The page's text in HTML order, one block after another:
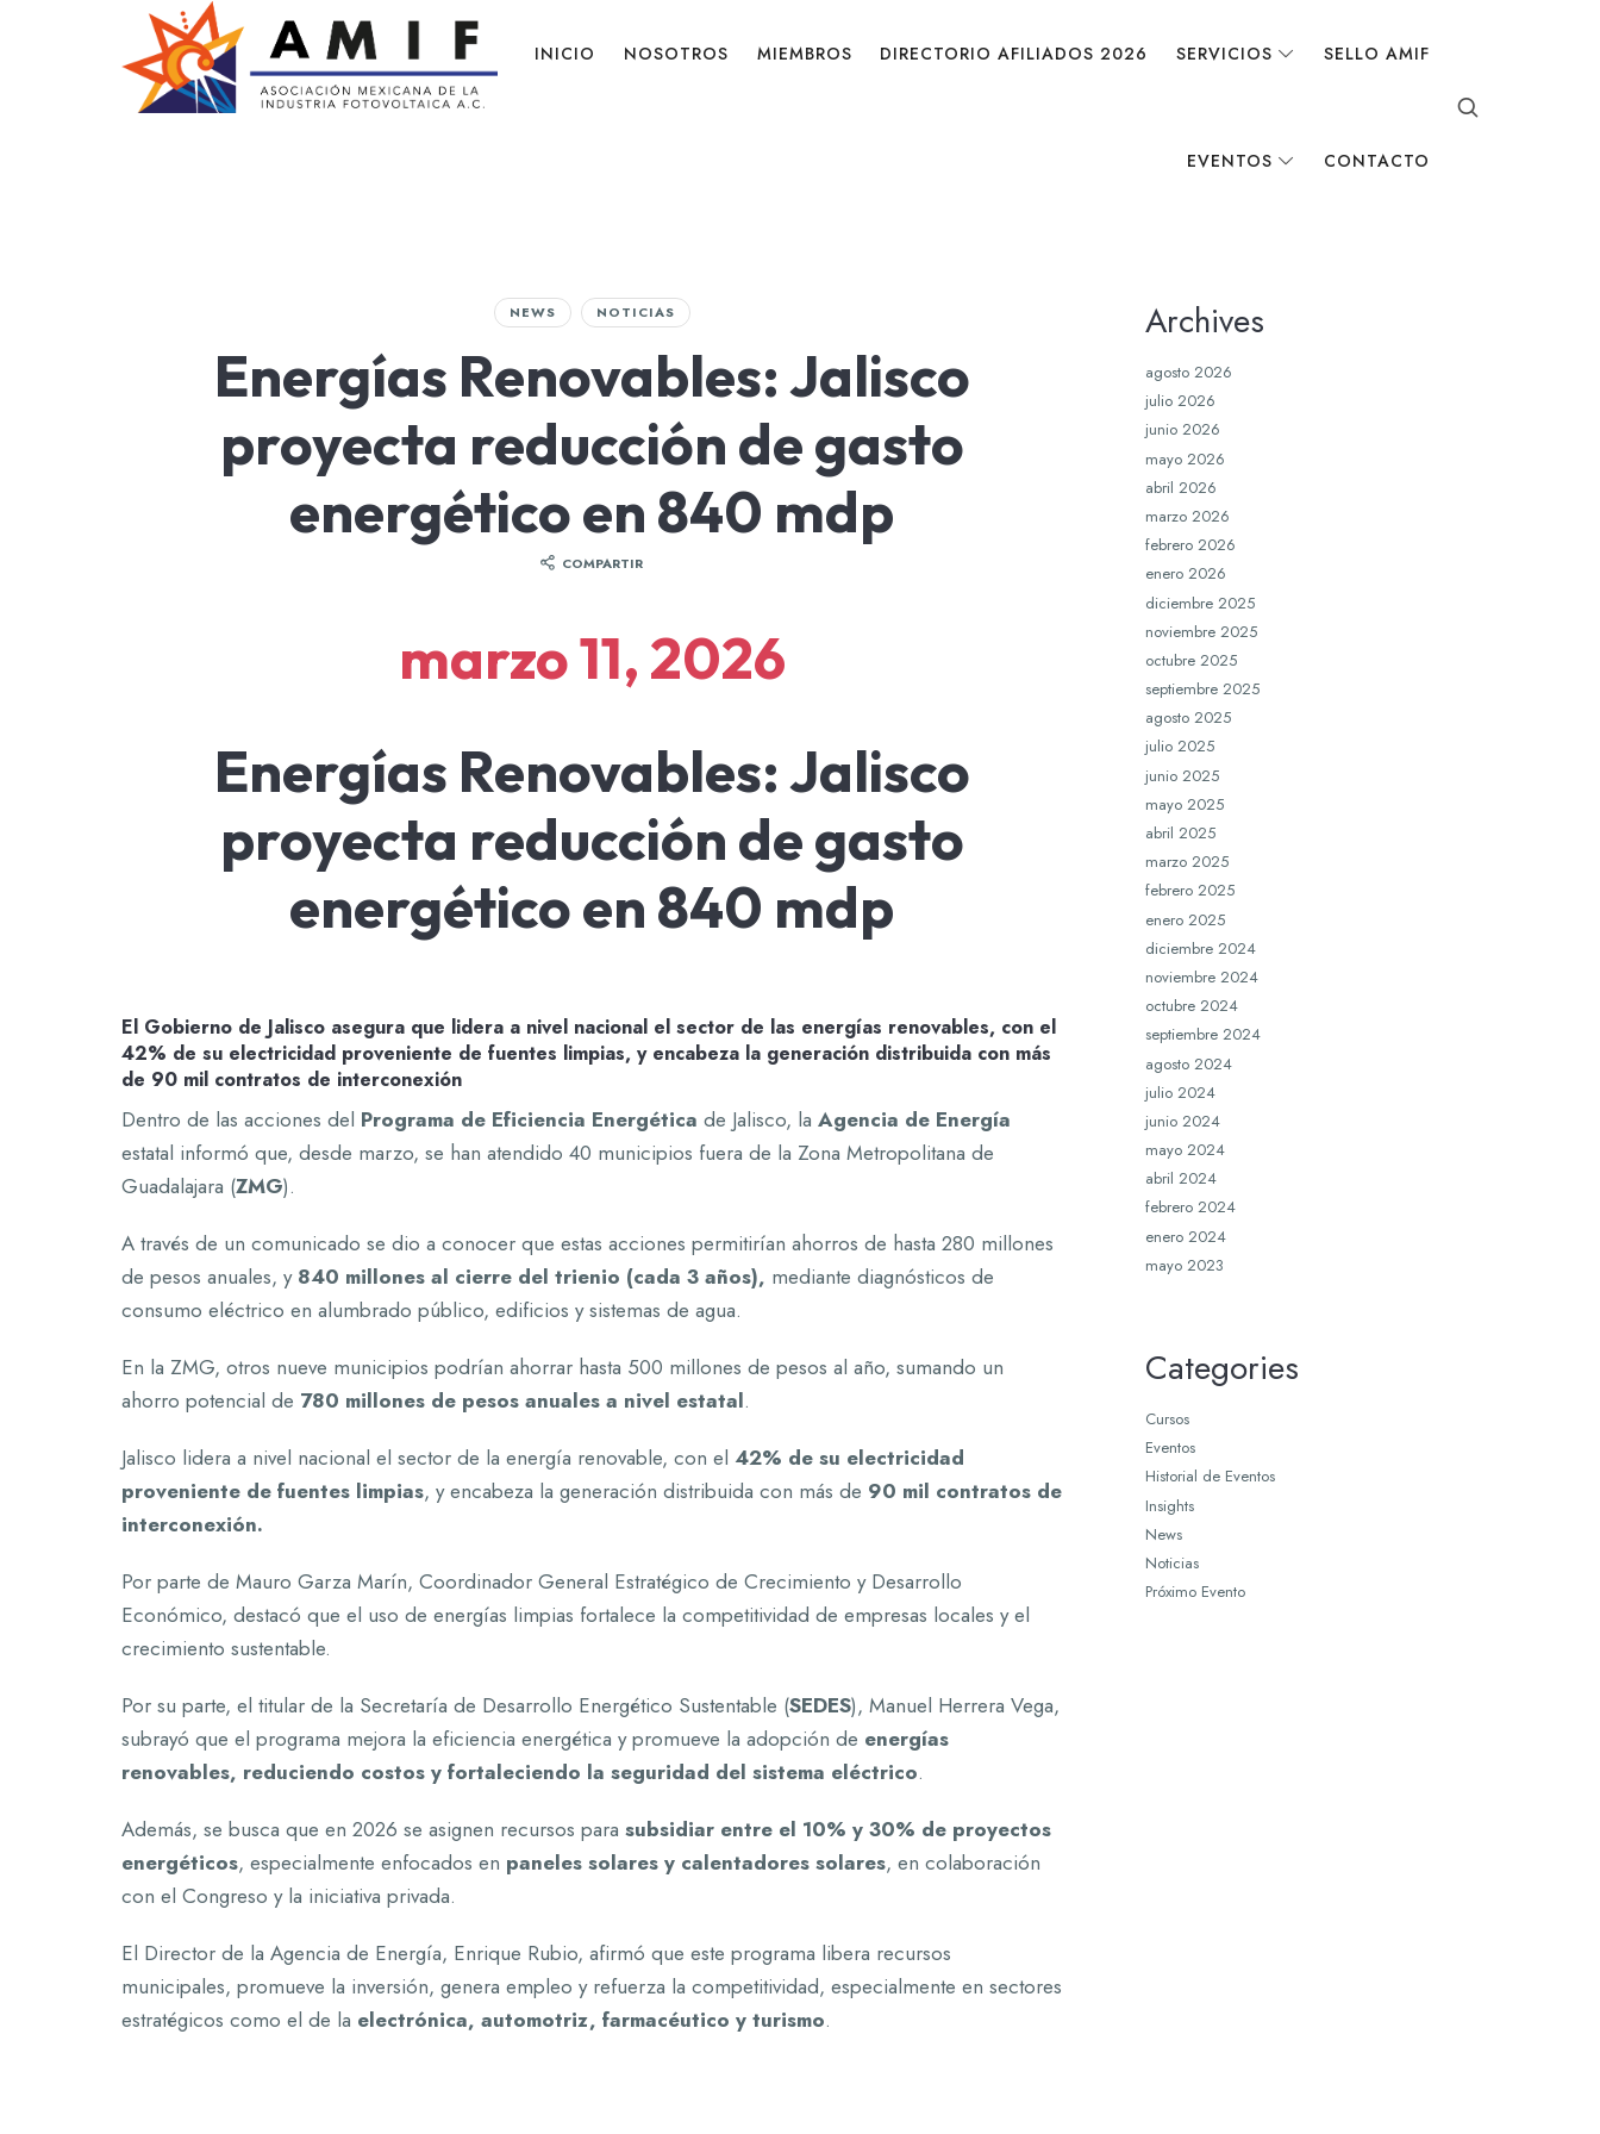
AMIF INICIO NOSOTROS MIEMBROS DIRECTORIO AFILIADOS 2026 SERVICIOS SELLO AMIF
EVENTOS CONTACTO
NEWS NOTICIAS
Energías Renovables: Jalisco
proyecta reducción de gasto
energético en 840 mdp
COMPARTIR
marzo 11, 2026
Energías Renovables: Jalisco
proyecta reducción de gasto
energético en 840 mdp
El Gobierno de Jalisco asegura que lidera a nivel nacional el sector de las energías renovables, con el
42% de su electricidad proveniente de fuentes limpias, y encabeza la generación distribuida con más
de 90 mil contratos de interconexión
Dentro de las acciones del Programa de Eficiencia Energética de Jalisco, la Agencia de Energía
estatal informó que, desde marzo, se han atendido 40 municipios fuera de la Zona Metropolitana de
Guadalajara (ZMG).
A través de un comunicado se dio a conocer que estas acciones permitirían ahorros de hasta 280 millones
de pesos anuales, y 840 millones al cierre del trienio (cada 3 años), mediante diagnósticos de
consumo eléctrico en alumbrado público, edificios y sistemas de agua.
En la ZMG, otros nueve municipios podrían ahorrar hasta 500 millones de pesos al año, sumando un
ahorro potencial de 780 millones de pesos anuales a nivel estatal.
Jalisco lidera a nivel nacional el sector de la energía renovable, con el 42% de su electricidad
proveniente de fuentes limpias, y encabeza la generación distribuida con más de 90 mil contratos de
interconexión.
Por parte de Mauro Garza Marín, Coordinador General Estratégico de Crecimiento y Desarrollo
Económico, destacó que el uso de energías limpias fortalece la competitividad de empresas locales y el
crecimiento sustentable.
Por su parte, el titular de la Secretaría de Desarrollo Energético Sustentable (SEDES), Manuel Herrera Vega,
subrayó que el programa mejora la eficiencia energética y promueve la adopción de energías
renovables, reduciendo costos y fortaleciendo la seguridad del sistema eléctrico.
Además, se busca que en 2026 se asignen recursos para subsidiar entre el 10% y 30% de proyectos
energéticos, especialmente enfocados en paneles solares y calentadores solares, en colaboración
con el Congreso y la iniciativa privada.
El Director de la Agencia de Energía, Enrique Rubio, afirmó que este programa libera recursos
municipales, promueve la inversión, genera empleo y refuerza la competitividad, especialmente en sectores
estratégicos como el de la electrónica, automotriz, farmacéutico y turismo.
Archives
agosto 2026
julio 2026
junio 2026
mayo 2026
abril 2026
marzo 2026
febrero 2026
enero 2026
diciembre 2025
noviembre 2025
octubre 2025
septiembre 2025
agosto 2025
julio 2025
junio 2025
mayo 2025
abril 2025
marzo 2025
febrero 2025
enero 2025
diciembre 2024
noviembre 2024
octubre 2024
septiembre 2024
agosto 2024
julio 2024
junio 2024
mayo 2024
abril 2024
febrero 2024
enero 2024
mayo 2023
Categories
Cursos
Eventos
Historial de Eventos
Insights
News
Noticias
Próximo Evento